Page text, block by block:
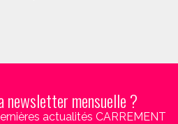
newsletter mensuelle ?
actualités CARREMENT